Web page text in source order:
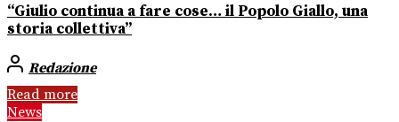
“Giulio continua a fare cose… il Popolo Giallo, una
storia collettiva”
Redazione
Read more
News